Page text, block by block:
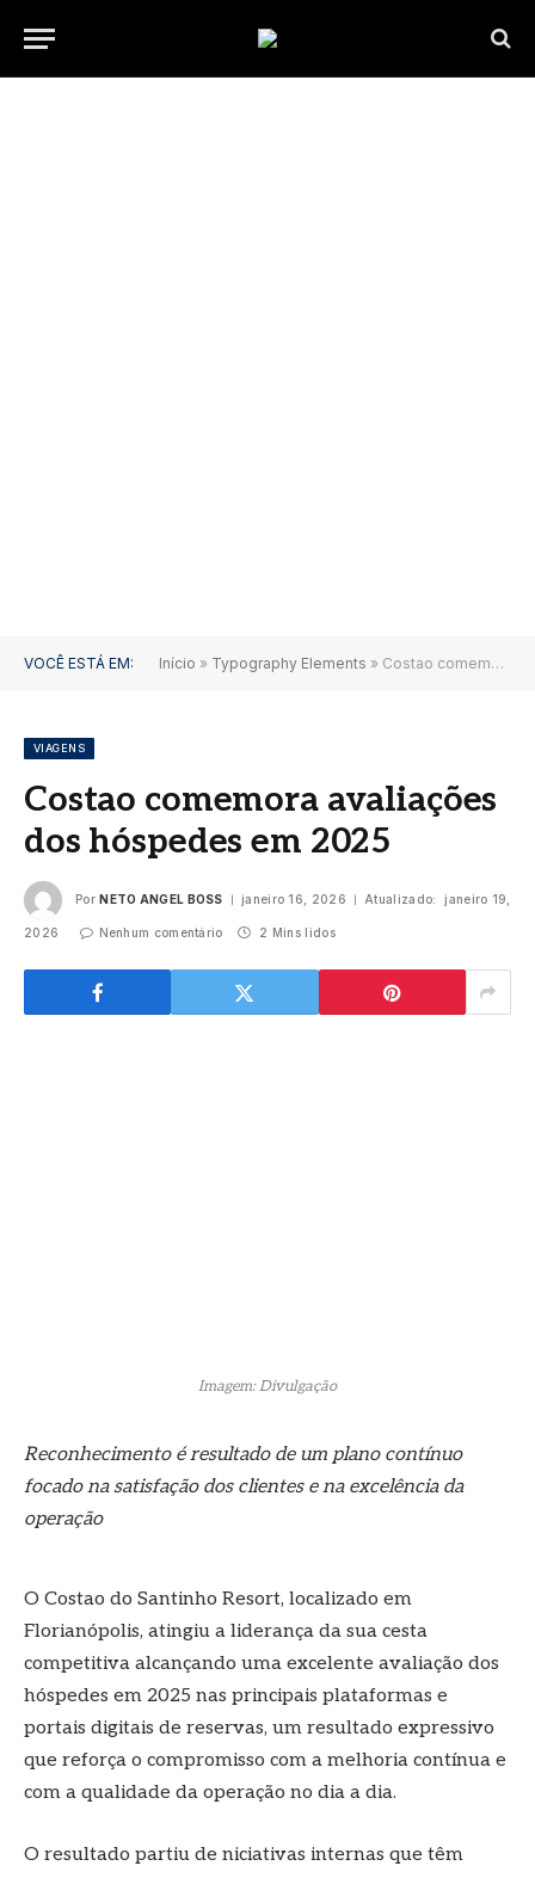
VOCÊ ESTÁ EM: Início » Typography Elements » Costao comemora avaliações dos hóspedes em 2025
VIAGENS
Costao comemora avaliações
dos hóspedes em 2025
Por NETO ANGEL BOSS janeiro 16, 2026 Atualizado: janeiro 19,
2026 Nenhum comentário 2 Mins lidos
Imagem: Divulgação
Reconhecimento é resultado de um plano contínuo
focado na satisfação dos clientes e na excelência da
operação
O Costao do Santinho Resort, localizado em
Florianópolis, atingiu a liderança da sua cesta
competitiva alcançando uma excelente avaliação dos
hóspedes em 2025 nas principais plataformas e
portais digitais de reservas, um resultado expressivo
que reforça o compromisso com a melhoria contínua e
com a qualidade da operação no dia a dia.
O resultado partiu de niciativas internas que têm